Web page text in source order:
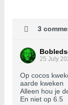
3
25 July
Op cocos
aarde kweken
Alleen hou je
En niet op 6.5